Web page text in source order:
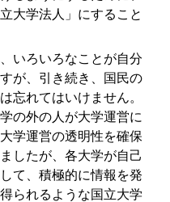
大学法人」にすること
いろいろなことが自分
が、引き続き、国民の
忘れてはいけません。
の外の人が大学運営に
学運営の透明性を確保
したが、各大学が自己
て、積極的に情報を発
られるような国立大学